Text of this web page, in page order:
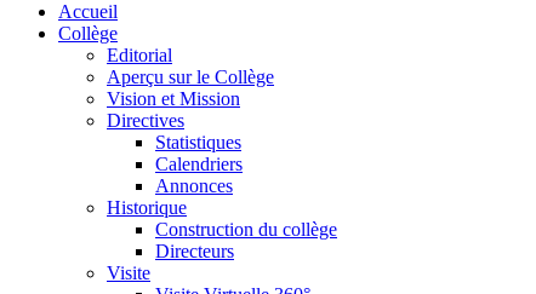
Accueil
Collège
Editorial
Aperçu sur le Collège
Vision et Mission
Directives
Statistiques
Calendriers
Annonces
Historique
Construction du collège
Directeurs
Visite